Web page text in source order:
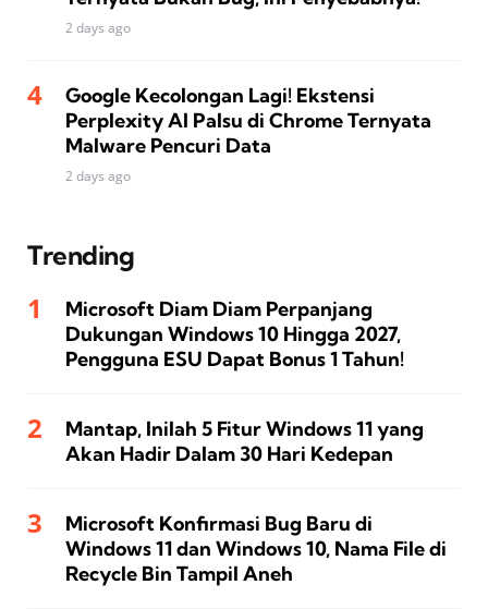
2 days ago
Google Kecolongan Lagi! Ekstensi
Perplexity AI Palsu di Chrome Ternyata
Malware Pencuri Data
2 days ago
Trending
Microsoft Diam Diam Perpanjang
Dukungan Windows 10 Hingga 2027,
Pengguna ESU Dapat Bonus 1 Tahun!
Mantap, Inilah 5 Fitur Windows 11 yang
Akan Hadir Dalam 30 Hari Kedepan
Microsoft Konfirmasi Bug Baru di
Windows 11 dan Windows 10, Nama File di
Recycle Bin Tampil Aneh